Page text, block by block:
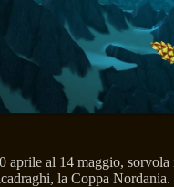
aprile al 14 maggio,
la Coppa Nordania.